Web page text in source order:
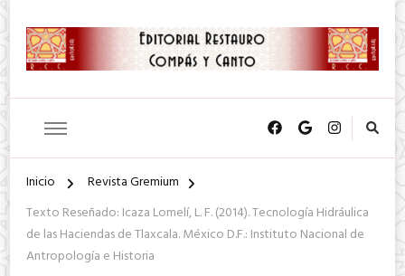
Inicio
Revista Gremium
Texto Reseñado: Icaza Lomelí, L. F. (2014). Tecnología Hidráulica
de las Haciendas de Tlaxcala. México D.F.: Instituto Nacional de
Antropología e Historia